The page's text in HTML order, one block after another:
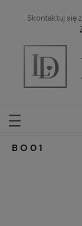
Skontaktuj się
BO01